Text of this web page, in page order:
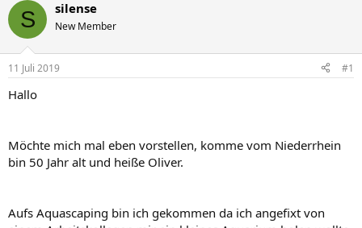
s
t
e
r
s
e
t
S silense
New Member
11 Juli 2019 #1
Hallo
Möchte mich mal eben vorstellen, komme vom Niederrhein
bin 50 Jahr alt und heiße Oliver.
Aufs Aquascaping bin ich gekommen da ich angefixt von